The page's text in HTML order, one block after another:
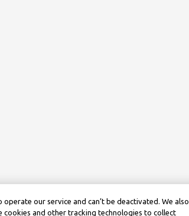
our service and can’t be deactivated. We also
and other tracking technologies to collect